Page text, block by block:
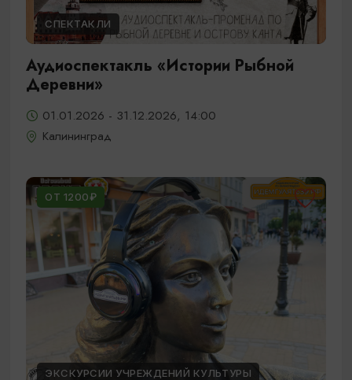
СПЕКТАКЛИ
Аудиоспектакль «Истории Рыбной
Деревни»
01.01.2026 - 31.12.2026, 14:00
Калининград
ОТ 1200₽
ЭКСКУРСИИ УЧРЕЖДЕНИЙ КУЛЬТУРЫ